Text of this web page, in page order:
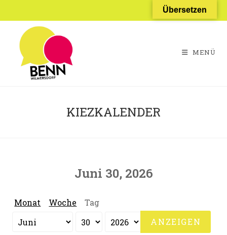
Inhalt
springen
MENÜ
KIEZKALENDER
Juni 30, 2026
Monat Woche Tag
Monat
Tag
Jahr
Übersetzen